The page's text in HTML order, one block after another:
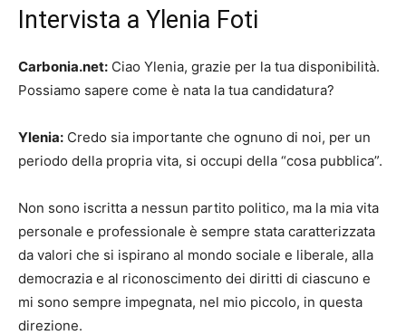
Intervista a Ylenia Foti
Carbonia.net: Ciao Ylenia, grazie per la tua disponibilità.
Possiamo sapere come è nata la tua candidatura?
Ylenia: Credo sia importante che ognuno di noi, per un
periodo della propria vita, si occupi della “cosa pubblica”.
Non sono iscritta a nessun partito politico, ma la mia vita
personale e professionale è sempre stata caratterizzata
da valori che si ispirano al mondo sociale e liberale, alla
democrazia e al riconoscimento dei diritti di ciascuno e
mi sono sempre impegnata, nel mio piccolo, in questa
direzione.